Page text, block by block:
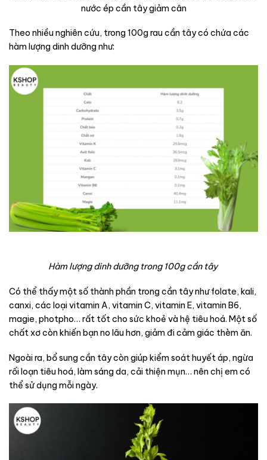
nước ép cần tây giảm cân
Theo nhiều nghiên cứu, trong 100g rau cần tây có chứa các
hàm lượng dinh dưỡng như:
Hàm lượng dinh dưỡng trong 100g cần tây
Có thể thấy một số thành phần trong cần tây như folate, kali,
canxi, các loại vitamin A, vitamin C, vitamin E, vitamin B6,
magie, photpho… rất tốt cho sức khoẻ và hệ tiêu hoá. Một số
chất xơ còn khiến bạn no lâu hơn, giảm đi cảm giác thèm ăn.
Ngoài ra, bổ sung cần tây còn giúp kiểm soát huyết áp, ngừa
rối loạn tiêu hoá, làm sáng da, cải thiện mụn… nên chị em có
thể sử dụng mỗi ngày.